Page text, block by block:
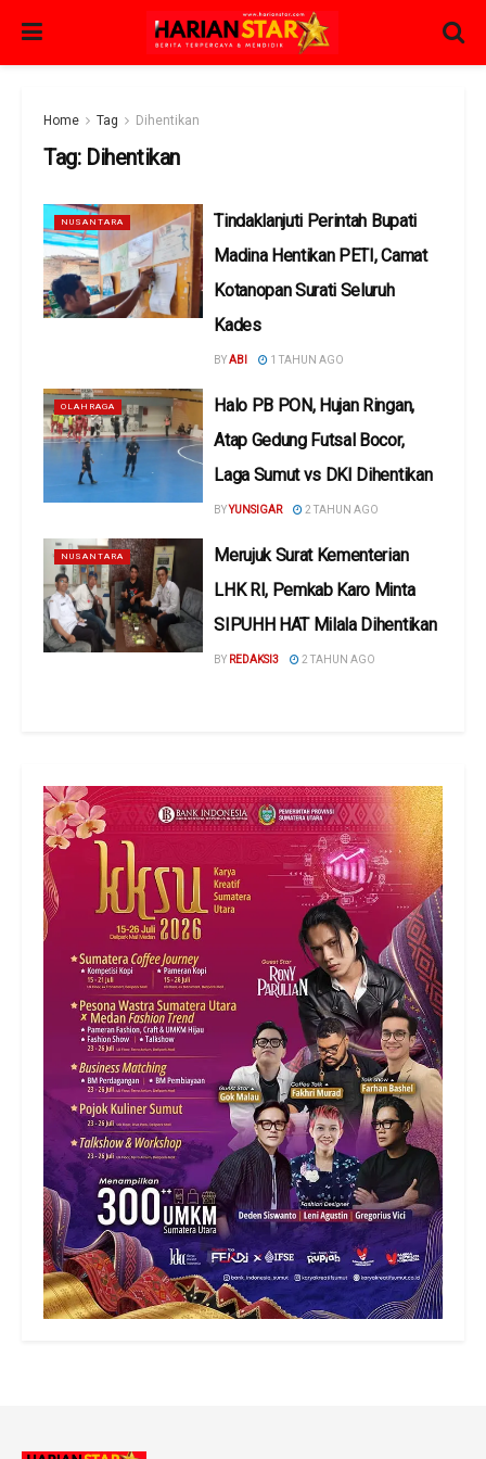
Home Tag Dihentikan
Tag: Dihentikan
NUSANTARA
Tindaklanjuti Perintah Bupati
Madina Hentikan PETI, Camat
Kotanopan Surati Seluruh
Kades
BYABI 1 TAHUN AGO
OLAHRAGA
Halo PB PON, Hujan Ringan,
Atap Gedung Futsal Bocor,
Laga Sumut vs DKI Dihentikan
BYYUNSIGAR 2 TAHUN AGO
NUSANTARA
Merujuk Surat Kementerian
LHK RI, Pemkab Karo Minta
SIPUHH HAT Milala Dihentikan
BY REDAKSI3 2 TAHUN AGO